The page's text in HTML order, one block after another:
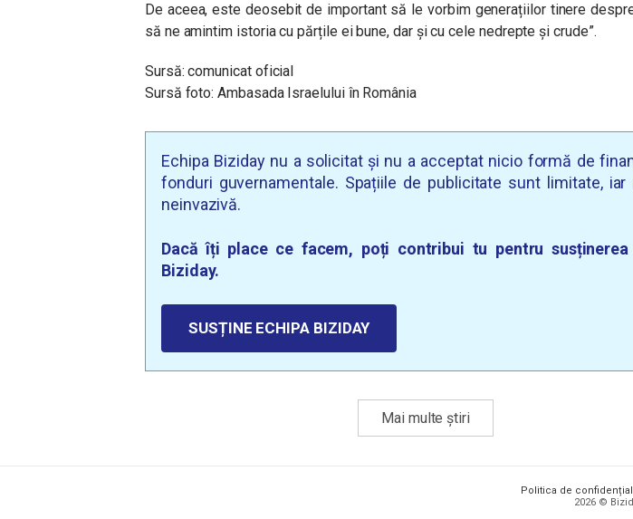
De aceea, este deosebit de important să le vorbim generațiilor tinere
să ne amintim istoria cu părțile ei bune, dar și cu cele nedrepte și crude”.
Sursă: comunicat oficial
Sursă foto: Ambasada Israelului în România
Echipa Biziday nu a solicitat și nu a acceptat nicio formă de
fonduri guvernamentale. Spațiile de publicitate sunt limitate, iar
neinvazivă.
Dacă îți place ce facem, poți contribui tu pentru susținerea
Biziday.
SUSȚINE ECHIPA BIZIDAY
Mai multe știri
Politica de
2026 ©